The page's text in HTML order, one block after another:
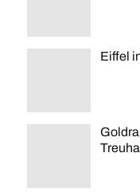
Eiffel